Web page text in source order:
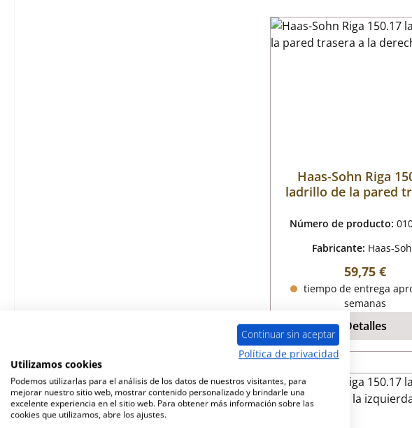
Haas-Sohn Riga
ladrillo de la pared
Número de producto:
Fabricante: Haas-
Precio
59,75 €
tiempo de entrega
semanas
Detalles
Continuar sin aceptar
Política de privacidad
Utilizamos cookies
Podemos utilizarlas para el análisis de los datos de nuestros visitantes, para
mejorar nuestro sitio web, mostrar contenido personalizado y brindarle una
excelente experiencia en el sitio web. Para obtener más información sobre las
cookies que utilizamos, abre los ajustes.